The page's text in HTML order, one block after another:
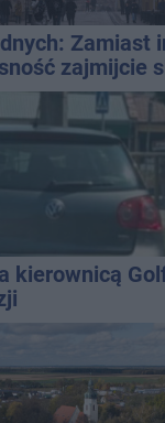
Zamiast
zajmijcie
kierownicą